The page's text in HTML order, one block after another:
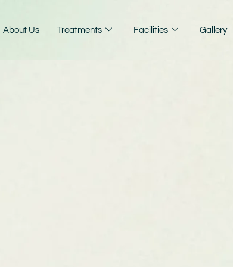
About Us Treatments Facilities Gallery